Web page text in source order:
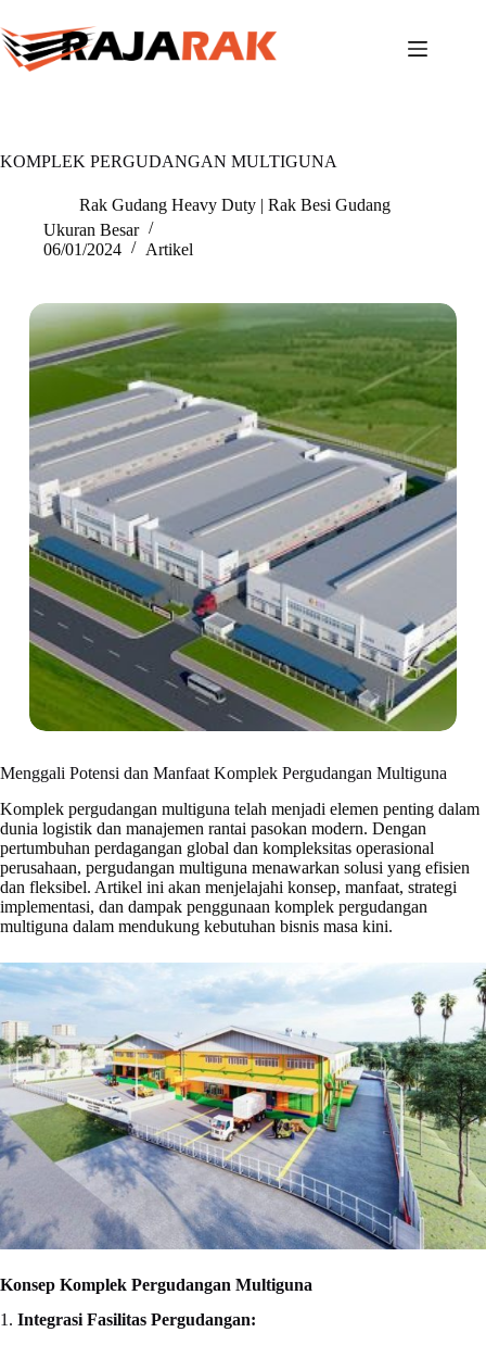
to
content
KOMPLEK PERGUDANGAN MULTIGUNA
Rak Gudang Heavy Duty | Rak Besi Gudang
Ukuran Besar
06/01/2024
Artikel
Menggali Potensi dan Manfaat Komplek Pergudangan Multiguna
Komplek pergudangan multiguna telah menjadi elemen penting dalam
dunia logistik dan manajemen rantai pasokan modern. Dengan
pertumbuhan perdagangan global dan kompleksitas operasional
perusahaan, pergudangan multiguna menawarkan solusi yang efisien
dan fleksibel. Artikel ini akan menjelajahi konsep, manfaat, strategi
implementasi, dan dampak penggunaan komplek pergudangan
multiguna dalam mendukung kebutuhan bisnis masa kini.
Konsep Komplek Pergudangan Multiguna
1. Integrasi Fasilitas Pergudangan: